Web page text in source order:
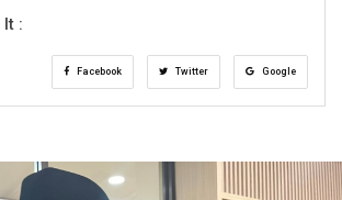
It :
Facebook Twitter Google